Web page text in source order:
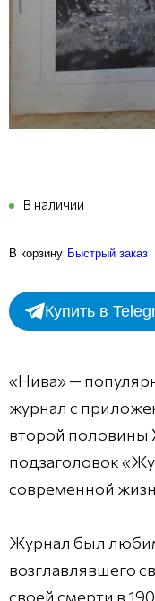
В наличии
В корзину Быстрый заказ
Купить в
«Нива» —
журнал с
второй половины
подзаголовок
современной
Журнал был
возглавлявшего
своей смерти в